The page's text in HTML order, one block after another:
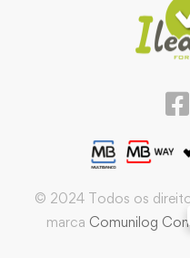
© 2024 Todos os
marca Comunilog